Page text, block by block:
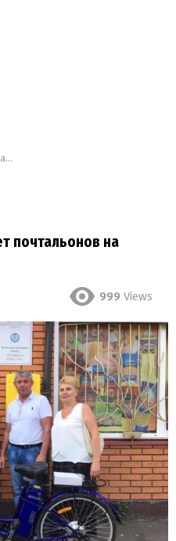
почтальонов на
999 Views